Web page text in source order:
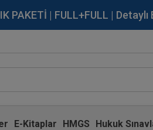
PAKETİ | FULL+FULL | Detaylı
E-Kitaplar HMGS Hukuk